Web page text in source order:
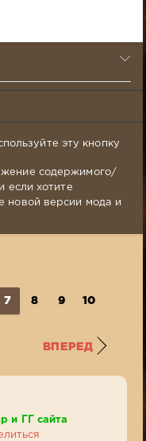
эту кнопку
содержимого/
если хотите
новой версии мода и
7 8 9 10
ВПЕРЕД
и ГГ сайта